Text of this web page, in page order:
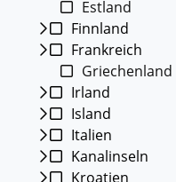
Estland
Finnland
Frankreich
Griechenland
Irland
Island
Italien
Kanalinseln
Kroatien